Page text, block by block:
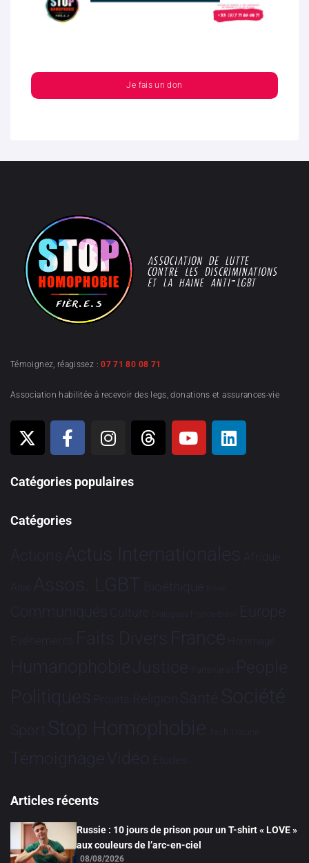
Je fais un don
Témoignez, réagissez :07 71 80 08 71
Association habilitée à recevoir des legs, donations et assurances-vie
Catégories populaires
Catégories
Actions Actus Internationales Afrique
Asie Assos. LGBT Bioéthique Brève
Communiqués Culture Dialogues France-Brésil Europe
Evénements Faits Divers France Hommage
HumanophobieJustice Partenariat People
Politiques Projets Religion Santé Société
Sport Stop Homophobie Tech Tribune
TémoignageVidéo Études
Articles récents
Russie : 10 jours de prison pour un T-shirt « LOVE »
aux couleurs de l’arc-en-ciel
08/08/2026